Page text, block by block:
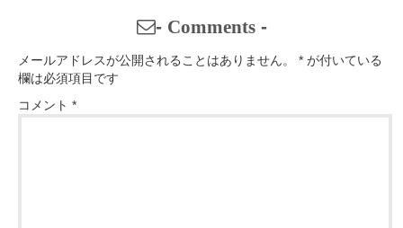
- Comments-
メールアドレスが公開されることはありません。 * が付いている
欄は必須項目です
コメント *